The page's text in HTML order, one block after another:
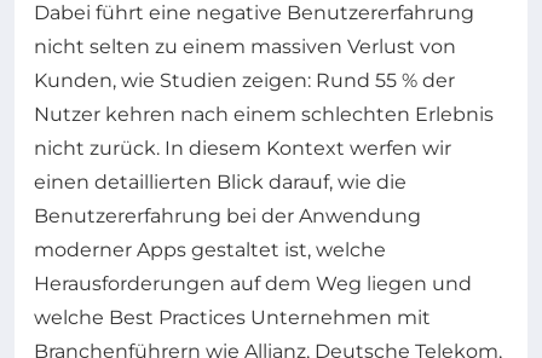
Dabei führt eine negative Benutzererfahrung
nicht selten zu einem massiven Verlust von
Kunden, wie Studien zeigen: Rund 55 % der
Nutzer kehren nach einem schlechten Erlebnis
nicht zurück. In diesem Kontext werfen wir
einen detaillierten Blick darauf, wie die
Benutzererfahrung bei der Anwendung
moderner Apps gestaltet ist, welche
Herausforderungen auf dem Weg liegen und
welche Best Practices Unternehmen mit
Branchenführern wie Allianz, Deutsche Telekom,